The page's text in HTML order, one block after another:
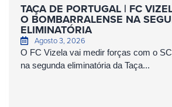
TAÇA DE PORTUGAL | FC
O BOMBARRALENSE NA
ELIMINATÓRIA
Agosto 3, 2026
O FC Vizela vai medir forças com o
na segunda eliminatória da Taça...